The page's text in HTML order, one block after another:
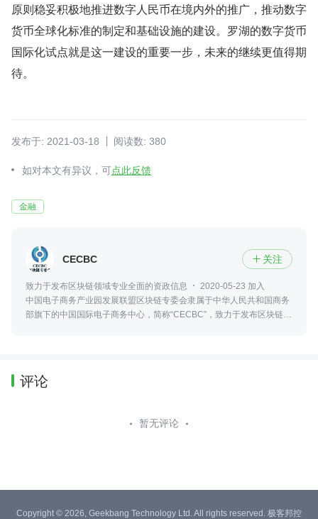
原则稳妥积极地推进数字人民币在境内外的推广，推动数字
货币全球化标准的制定和基础设施的建设。罗湖的数字货币
国际化试点就是这一建设的重要一步，未来的继续更值得期
待。
发布于: 2021-03-18 阅读数: 380
如对本文有异议，可点此反馈
金融
CECBC  关注
致力于发布区块链领域专业全面的资政信息
2020-05-23 加入
中国电子商务产业园发展联盟区块链专委会隶属于中华人民共和国商务
部旗下的中国国际电子商务中心，简称“CECBC”，致力于发布区块链领
评论
暂无评论
Copyright © 2026, Geekbang Technology Ltd. All rights reserved. 极客邦控